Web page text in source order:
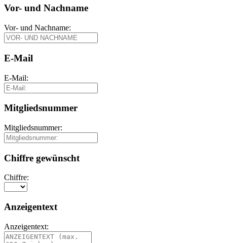
Vor- und Nachname
Vor- und Nachname:
E-Mail
E-Mail:
Mitgliedsnummer
Mitgliedsnummer:
Chiffre gewünscht
Chiffre:
Anzeigentext
Anzeigentext: